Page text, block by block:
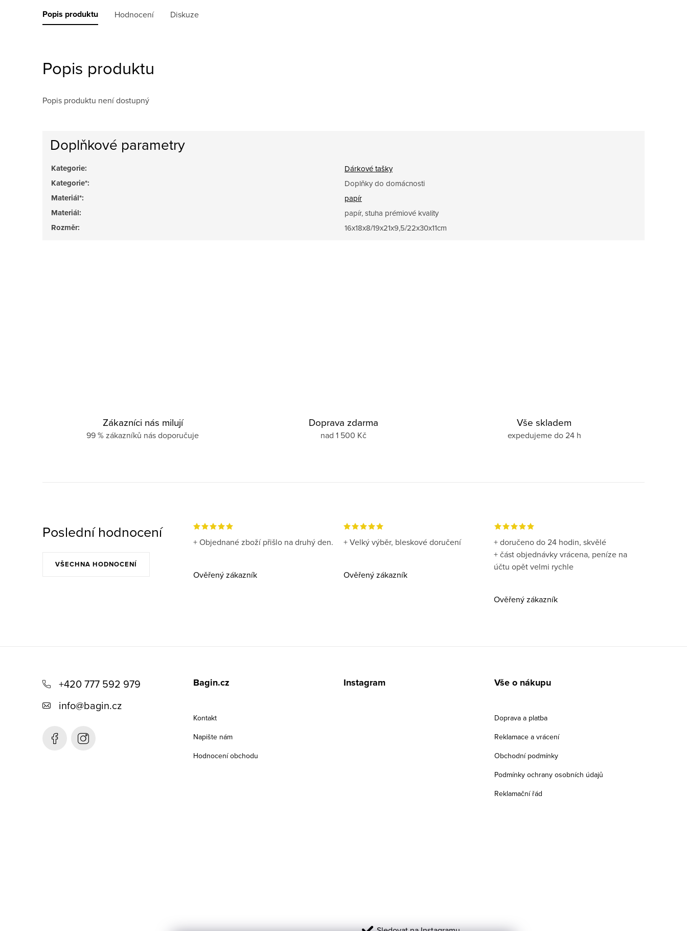
Popis produktu Hodnocení Diskuze
Popis produktu
Popis produktu není dostupný
Doplňkové parametry
Kategorie: Dárkové tašky
Kategorie*: Doplňky do domácnosti
Materiál*: papír
Materiál: papír, stuha prémiové kvality
Rozměr: 16x18x8/19x21x9,5/22x30x11cm
Zákazníci nás milují
99 % zákazníků nás doporučuje
Doprava zdarma
nad 1 500 Kč
Vše skladem
expedujeme do 24 h
Poslední hodnocení
VŠECHNA HODNOCENÍ
+ Objednané zboží přišlo na druhý den.
Ověřený zákazník
+ Velký výběr, bleskové doručení
Ověřený zákazník
+ doručeno do 24 hodin, skvělé
+ část objednávky vrácena, peníze na
účtu opět velmi rychle
Ověřený zákazník
+420 777 592 979
info@bagin.cz
Bagin.cz
Kontakt
Napište nám
Hodnocení obchodu
Instagram Vše o nákupu
Doprava a platba
Reklamace a vrácení
Obchodní podmínky
Podmínky ochrany osobních údajů
Reklamační řád